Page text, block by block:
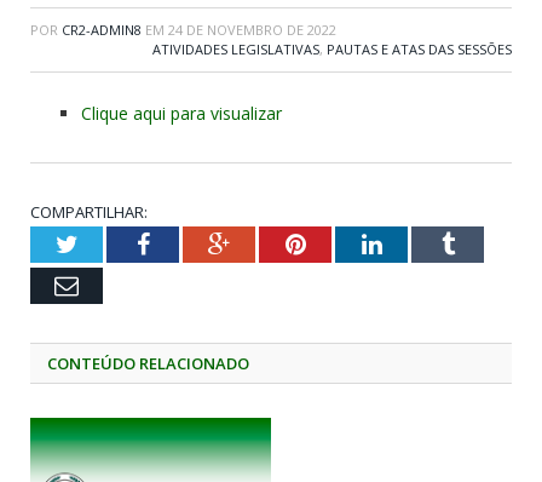
POR CR2-ADMIN8 EM 24 DE NOVEMBRO DE 2022
ATIVIDADES LEGISLATIVAS, PAUTAS E ATAS DAS SESSÕES
Clique aqui para visualizar
COMPARTILHAR:
TwitterFacebookGoogle+PinterestLinkedInTumblr
Email
CONTEÚDO RELACIONADO